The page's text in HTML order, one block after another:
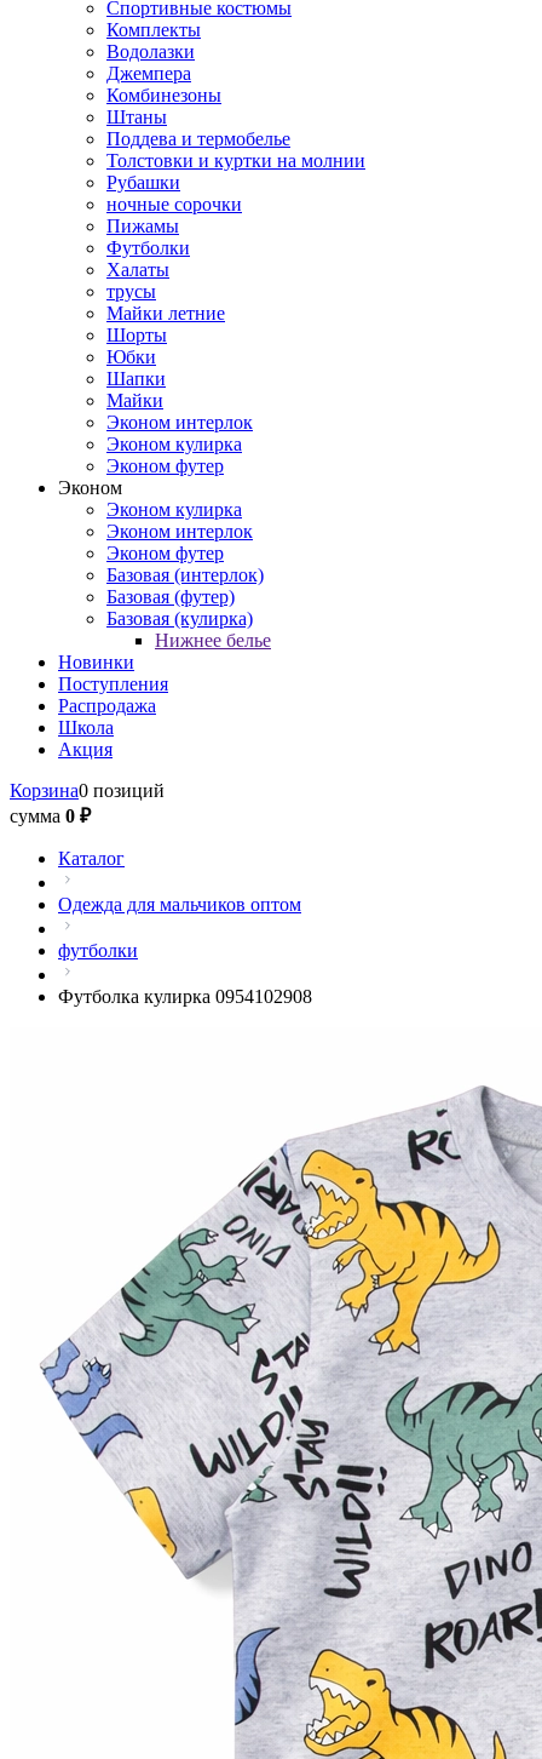
Спортивные костюмы
Комплекты
Водолазки
Джемпера
Комбинезоны
Штаны
Поддева и термобелье
Толстовки и куртки на молнии
Рубашки
ночные сорочки
Пижамы
Футболки
Халаты
трусы
Майки летние
Шорты
Юбки
Шапки
Майки
Эконом интерлок
Эконом кулирка
Эконом футер
Эконом
Эконом кулирка
Эконом интерлок
Эконом футер
Базовая (интерлок)
Базовая (футер)
Базовая (кулирка)
Нижнее белье
Новинки
Поступления
Распродажа
Школа
Акция
Корзина0 позиций
сумма 0 ₽
Каталог
Одежда для мальчиков оптом
футболки
Футболка кулирка 0954102908